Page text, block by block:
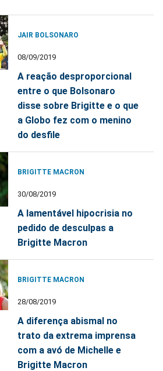
JAIR BOLSONARO
08/09/2019
A reação desproporcional
entre o que Bolsonaro
disse sobre Brigitte e o que
a Globo fez com o menino
do desfile
BRIGITTE MACRON
30/08/2019
A lamentável hipocrisia no
pedido de desculpas a
Brigitte Macron
BRIGITTE MACRON
28/08/2019
A diferença abismal no
trato da extrema imprensa
com a avó de Michelle e
Brigitte Macron